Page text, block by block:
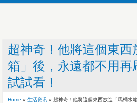
超神奇！他將這個東西
箱」後，永遠都不用再
試試看！
Home » 生活资讯 » 超神奇！他將這個東西放進「馬桶水